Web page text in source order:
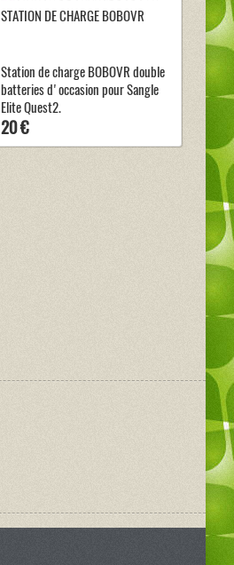
STATION DE CHARGE BOBOVR
Station de charge BOBOVR double
batteries d'occasion pour Sangle
Elite Quest2.
20 €